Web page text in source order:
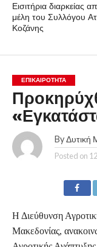
Εισιτήρια
μέλη του Συλλόγου
Κοζάνης
ΕΠΙΚΑΙΡΟΤΗΤΑ
By Δυτική
Posted on
Η Διεύθυνση
Μακεδονίας,